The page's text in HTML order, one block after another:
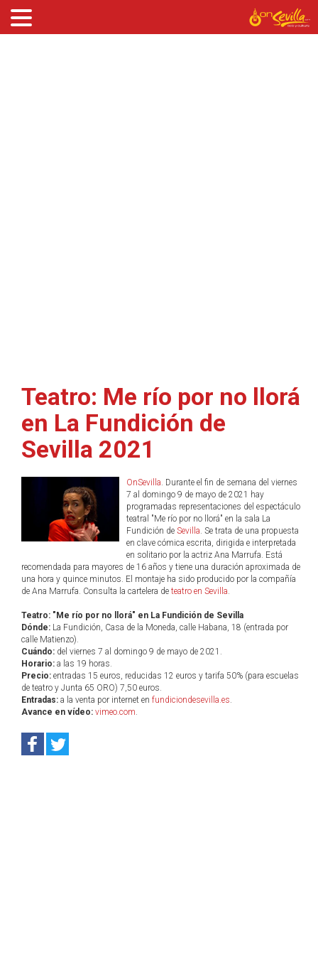
Teatro: Me río por no llorá
en La Fundición de
Sevilla 2021
OnSevilla. Durante el fin de semana del viernes
7 al domingo 9 de mayo de 2021 hay
programadas representaciones del espectáculo
teatral "Me río por no llorá" en la sala La
Fundición de Sevilla. Se trata de una propuesta
en clave cómica escrita, dirigida e interpretada
en solitario por la actriz Ana Marrufa. Está
recomendada para mayores de 16 años y tiene una duración aproximada de
una hora y quince minutos. El montaje ha sido producido por la compañía
de Ana Marrufa. Consulta la cartelera de teatro en Sevilla.
Teatro: "Me río por no llorá" en La Fundición de Sevilla
Dónde: La Fundición, Casa de la Moneda, calle Habana, 18 (entrada por
calle Matienzo).
Cuándo: del viernes 7 al domingo 9 de mayo de 2021.
Horario: a las 19 horas.
Precio: entradas 15 euros, reducidas 12 euros y tarifa 50% (para escuelas
de teatro y Junta 65 ORO) 7,50 euros.
Entradas: a la venta por internet en fundiciondesevilla.es.
Avance en vídeo: vimeo.com.